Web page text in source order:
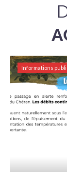
Informations